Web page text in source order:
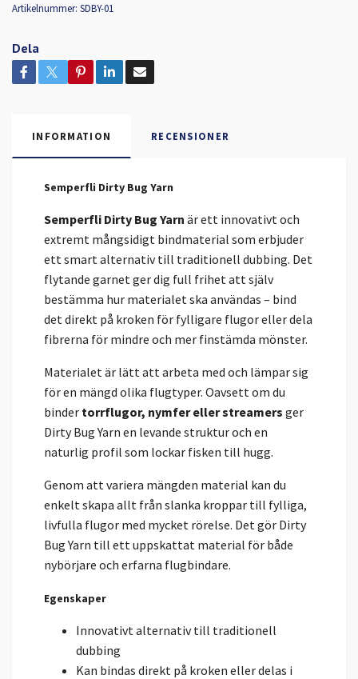
Artikelnummer: SDBY-01
Dela
INFORMATION RECENSIONER
Semperfli Dirty Bug Yarn
Semperfli Dirty Bug Yarn är ett innovativt och
extremt mångsidigt bindmaterial som erbjuder
ett smart alternativ till traditionell dubbing. Det
flytande garnet ger dig full frihet att själv
bestämma hur materialet ska användas – bind
det direkt på kroken för fylligare flugor eller dela
fibrerna för mindre och mer finstämda mönster.
Materialet är lätt att arbeta med och lämpar sig
för en mängd olika flugtyper. Oavsett om du
binder torrflugor, nymfer eller streamers ger
Dirty Bug Yarn en levande struktur och en
naturlig profil som lockar fisken till hugg.
Genom att variera mängden material kan du
enkelt skapa allt från slanka kroppar till fylliga,
livfulla flugor med mycket rörelse. Det gör Dirty
Bug Yarn till ett uppskattat material för både
nybörjare och erfarna flugbindare.
Egenskaper
Innovativt alternativ till traditionell
dubbing
Kan bindas direkt på kroken eller delas i